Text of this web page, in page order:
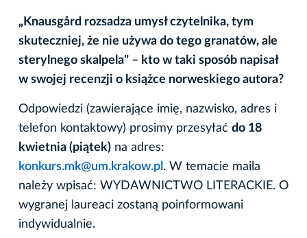
„Knausgård rozsadza umysł czytelnika, tym
skuteczniej, że nie używa do tego granatów, ale
sterylnego skalpela" – kto w taki sposób napisał
w swojej recenzji o książce norweskiego autora?
Odpowiedzi (zawierające imię, nazwisko, adres i
telefon kontaktowy) prosimy przesyłać do 18
kwietnia (piątek) na adres:
konkurs.mk@um.krakow.pl . W temacie maila
należy wpisać: WYDAWNICTWO LITERACKIE. O
wygranej laureaci zostaną poinformowani
indywidualnie.